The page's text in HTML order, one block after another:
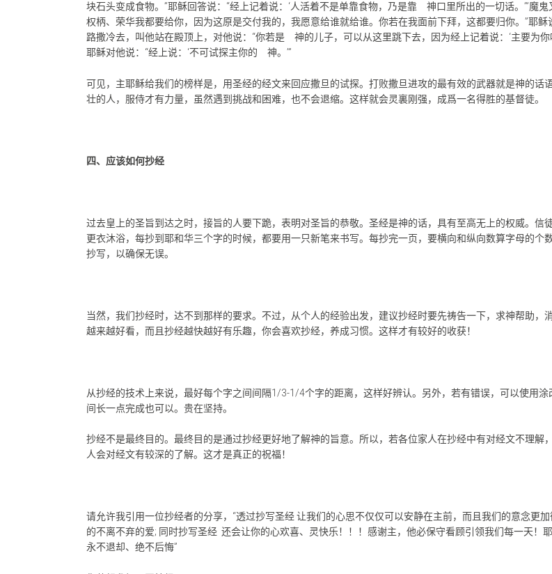
块石头变成食物。”耶稣回答说：“经上记着说：‘人活着不是单靠食物，乃是靠 神口里所出的一切话。’”魔
权柄、荣华我都要给你，因为这原是交付我的，我愿意给谁就给谁。你若在我面前下拜，这都要归你。”耶
路撒冷去，叫他站在殿顶上，对他说：“你若是 神的儿子，可以从这里跳下去，因为经上记着说：‘主要为
耶稣对他说：“经上说：‘不可试探主你的 神。’”
可见，主耶稣给我们的榜样是，用圣经的经文来回应撒旦的试探。打败撒旦进攻的最有效的武器就是神的
壮的人，服侍才有力量，虽然遇到挑战和困难，也不会退缩。这样就会灵裏刚强，成爲一名得胜的基督徒。
四、应该如何抄经
过去皇上的圣旨到达之时，接旨的人要下跪，表明对圣旨的恭敬。圣经是神的话，具有至高无上的权威。
更衣沐浴，每抄到耶和华三个字的时候，都要用一只新笔来书写。每抄完一页，要横向和纵向数算字母的
抄写，以确保无误。
当然，我们抄经时，达不到那样的要求。不过，从个人的经验出发，建议抄经时要先祷告一下，求神帮助
越来越好看，而且抄经越快越好有乐趣，你会喜欢抄经，养成习惯。这样才有较好的收获！
从抄经的技术上来说，最好每个字之间间隔1/3-1/4个字的距离，这样好辨认。另外，若有错误，可以使用
间长一点完成也可以。贵在坚持。
抄经不是最终目的。最终目的是通过抄经更好地了解神的旨意。所以，若各位家人在抄经中有对经文不理
人会对经文有较深的了解。这才是真正的祝福！
请允许我引用一位抄经者的分享，“透过抄写圣经 让我们的心思不仅仅可以安静在主前，而且我们的意念更
的不离不弃的爱; 同时抄写圣经 还会让你的心欢喜、灵快乐！！！感谢主，他必保守看顾引领我们每一天！
永不退却、绝不后悔”